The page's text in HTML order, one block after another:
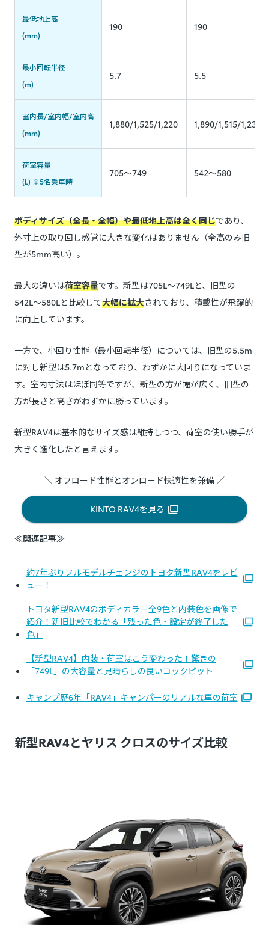
最低地上高
(mm)
190 190
最小回転半径
(m)
5.7 5.5
室内長/室内幅/室内高
(mm)
1,880/1,525/1,220 1,890/1,515/1,230
荷室容量
(L) ※5名乗車時
705～749 542～580
ボディサイズ（全長・全幅）や最低地上高は全く同じであり、
外寸上の取り回し感覚に大きな変化はありません（全高のみ旧
型が5mm高い）。
最大の違いは荷室容量です。新型は705L〜749Lと、旧型の
542L〜580Lと比較して大幅に拡大されており、積載性が飛躍的
に向上しています。
一方で、小回り性能（最小回転半径）については、旧型の5.5m
に対し新型は5.7mとなっており、わずかに大回りになっていま
す。室内寸法はほぼ同等ですが、新型の方が幅が広く、旧型の
方が長さと高さがわずかに勝っています。
新型RAV4は基本的なサイズ感は維持しつつ、荷室の使い勝手が
大きく進化したと言えます。
＼ オフロード性能とオンロード快適性を兼備 ／
KINTO RAV4を見る
≪関連記事≫
約7年ぶりフルモデルチェンジのトヨタ新型RAV4をレビ
ュー！
トヨタ新型RAV4のボディカラー全9色と内装色を画像で
紹介！新旧比較でわかる「残った色・設定が終了した
色」
【新型RAV4】内装・荷室はこう変わった！驚きの
「749L」の大容量と見晴らしの良いコックピット
キャンプ歴6年「RAV4」キャンパーのリアルな車の荷室
新型RAV4とヤリス クロスのサイズ比較